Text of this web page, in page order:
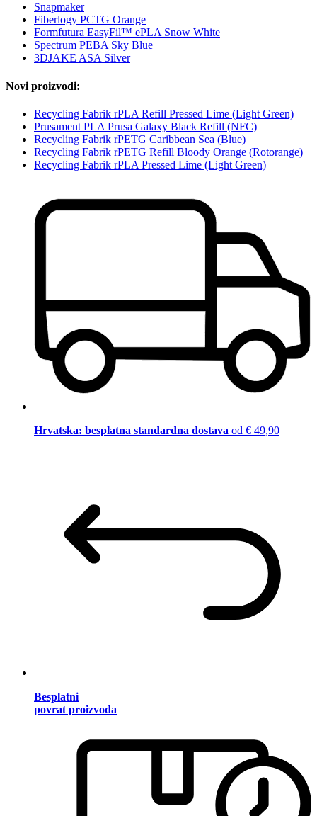
Snapmaker
Fiberlogy PCTG Orange
Formfutura EasyFil™ ePLA Snow White
Spectrum PEBA Sky Blue
3DJAKE ASA Silver
Novi proizvodi:
Recycling Fabrik rPLA Refill Pressed Lime (Light Green)
Prusament PLA Prusa Galaxy Black Refill (NFC)
Recycling Fabrik rPETG Caribbean Sea (Blue)
Recycling Fabrik rPETG Refill Bloody Orange (Rotorange)
Recycling Fabrik rPLA Pressed Lime (Light Green)
Hrvatska: besplatna standardna dostava od € 49,90
Besplatni
povrat proizvoda